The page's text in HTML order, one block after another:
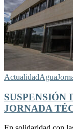
ActualidadAgua
SUSPENSIÓN
JORNADA